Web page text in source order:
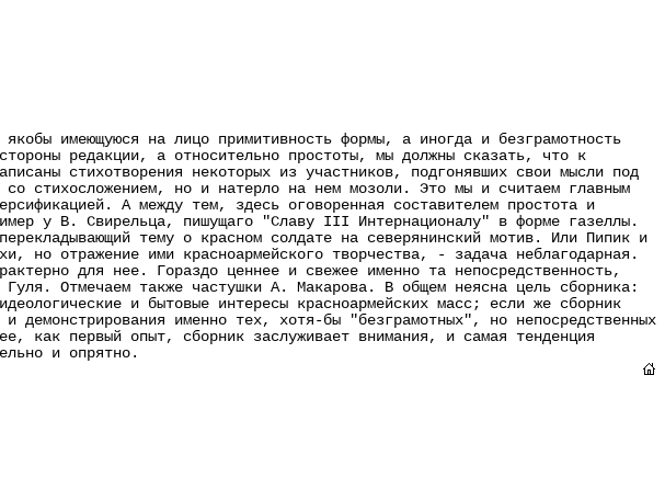
имеющуюся на лицо примитивность формы, а иногда и безграмотность
редакции, а относительно простоты, мы должны сказать, что к
стихотворения некоторых из участников, подгонявших свои мысли под
стихосложением, но и натерло на нем мозоли. Это мы и считаем главным
А между тем, здесь оговоренная составителем простота и
у В. Свирельца, пишущаго "Славу III Интернационалу" в форме газеллы.
тему о красном солдате на северянинский мотив. Или Пипик и
отражение ими красноармейского творчества, - задача неблагодарная.
для нее. Гораздо ценнее и свежее именно та непосредственность,
Отмечаем также частушки А. Макарова. В общем неясна цель сборника:
и бытовые интересы красноармейских масс; если же сборник
именно тех, хотя-бы "безграмотных", но непосредственных
как первый опыт, сборник заслуживает внимания, и самая тенденция
и опрятно.